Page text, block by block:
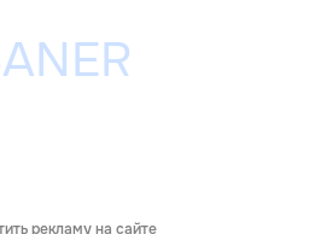
рекламу на сайте